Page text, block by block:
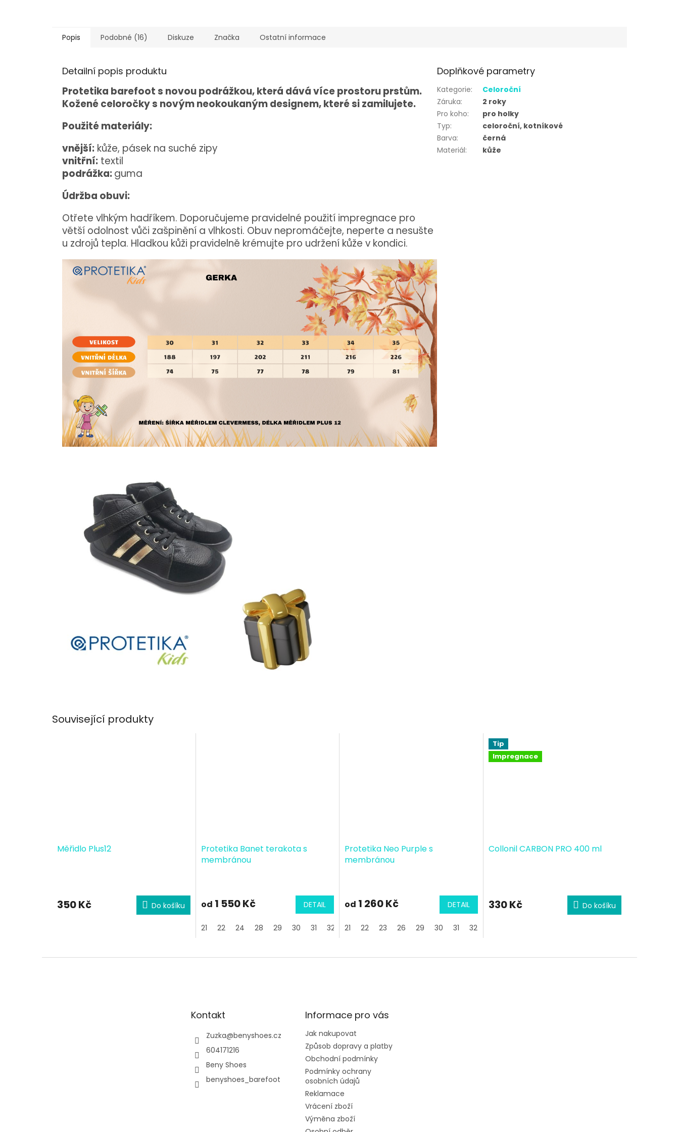
Související produkty
Měřidlo Plus12
350 Kč Do košíku
Protetika Banet terakota s
membránou
od 1 550 Kč DETAIL
21 22 24 28 29 30 31 32 34 35
Protetika Neo Purple s
membránou
od 1 260 Kč DETAIL
21 22 23 26 29 30 31 32
Tip
Impregnace
Collonil CARBON PRO 400 ml
330 Kč Do košíku
Popis Podobné (16) Diskuze Značka Ostatní informace
Detailní popis produktu
Protetika barefoot s novou podrážkou, která dává více prostoru prstům.
Kožené celoročky s novým neokoukaným designem, které si zamilujete.
Použité materiály:
vnější: kůže, pásek na suché zipy
vnitřní: textil
podrážka:guma
Údržba obuvi:
Otřete vlhkým hadříkem. Doporučujeme pravidelné použití impregnace pro
větší odolnost vůči zašpinění a vlhkosti. Obuv nepromáčejte, neperte a nesušte
u zdrojů tepla. Hladkou kůži pravidelně krémujte pro udržení kůže v kondici.
Doplňkové parametry
Kategorie:
Celoroční
Záruka:
2 roky
Pro koho:
pro holky
Typ:
celoroční, kotníkové
Barva:
černá
Materiál: kůže
Kontakt
Zuzka@benyshoes.cz
604171216
Beny Shoes
benyshoes_barefoot
Informace pro vás
Jak nakupovat
Způsob dopravy a platby
Obchodní podmínky
Podmínky ochrany
osobních údajů
Reklamace
Vrácení zboží
Výměna zboží